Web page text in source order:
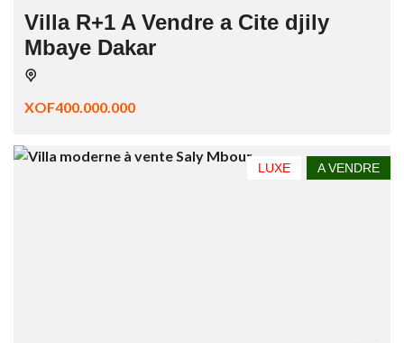
Villa R+1 A Vendre a Cite djily
Mbaye Dakar
XOF400.000.000
A VENDRE
LUXE